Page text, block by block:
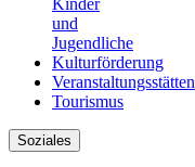
und
Jugendliche
Kulturförderung
Veranstaltungsstätten
Tourismus
Soziales